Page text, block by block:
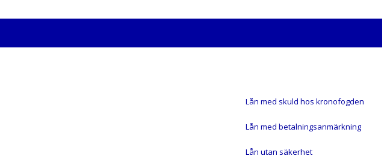
Lån med skuld hos kronofogden
Lån med betalningsanmärkning
Lån utan säkerhet